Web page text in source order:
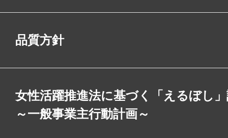
品質方針
女性活躍推進法に基づく「えるぼし
～一般事業主行動計画～